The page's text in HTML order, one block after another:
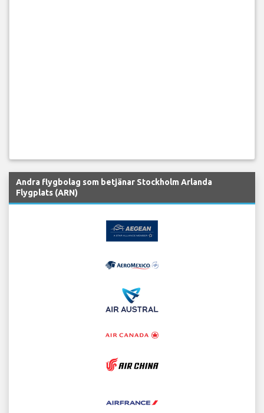
Andra flygbolag som betjänar Stockholm Arlanda
Flygplats (ARN)